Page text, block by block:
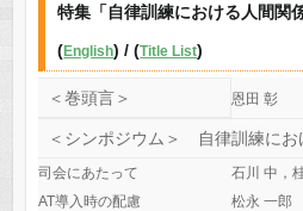
特集「自律訓練における人間関
(English) / (Title List)
＜巻頭言＞ 恩田 彰
＜シンポジウム＞ 自律訓練にお
司会にあたって
石川 中，
AT導入時の配慮
松永 一郎